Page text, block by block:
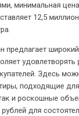
минимальная
12,5
предлагает
удовлетворять
Здесь
подходящие
и роскошные
для